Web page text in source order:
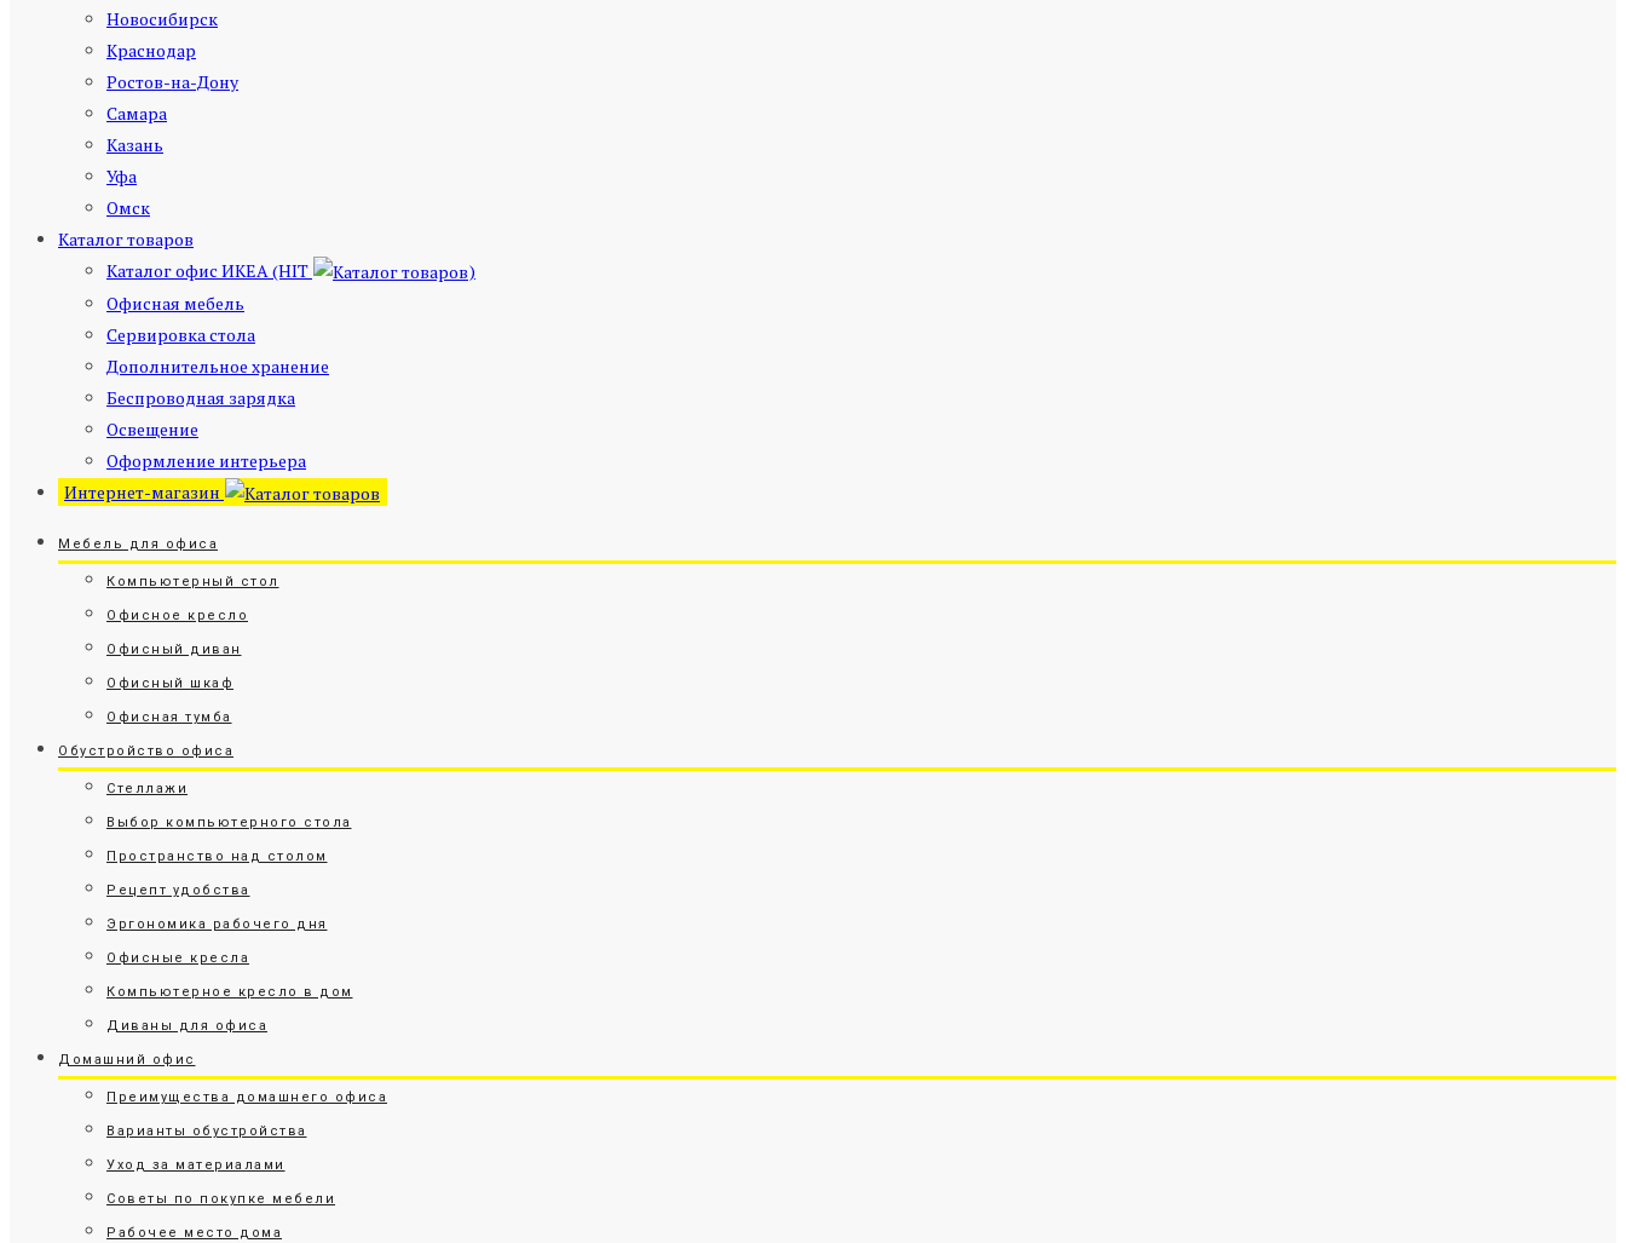
Новосибирск
Краснодар
Ростов-на-Дону
Самара
Казань
Уфа
Омск
Каталог товаров
Каталог офис ИКЕА (HIT
)
Офисная мебель
Сервировка стола
Дополнительное хранение
Беспроводная зарядка
Освещение
Оформление интерьера
Интернет-магазин
Мебель для офиса
Компьютерный стол
Офисное кресло
Офисный диван
Офисный шкаф
Офисная тумба
Обустройство офиса
Стеллажи
Выбор компьютерного стола
Пространство над столом
Рецепт удобства
Эргономика рабочего дня
Офисные кресла
Компьютерное кресло в дом
Диваны для офиса
Домашний офис
Преимущества домашнего офиса
Варианты обустройства
Уход за материалами
Советы по покупке мебели
Рабочее место дома